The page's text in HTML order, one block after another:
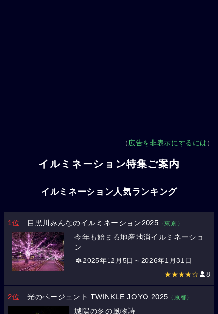
（ 広告を非表示にするには ）
イルミネーション特集ご案内
イルミネーション人気ランキング
1位 目黒川みんなのイルミネーション2025 （東京）
今年も始まる地産地消イルミネーショ
ン
2025年12月5日～2026年1月31日
★★★★☆ 8
2位 光のページェント TWINKLE JOYO 2025 （京都）
城陽の冬の風物詩